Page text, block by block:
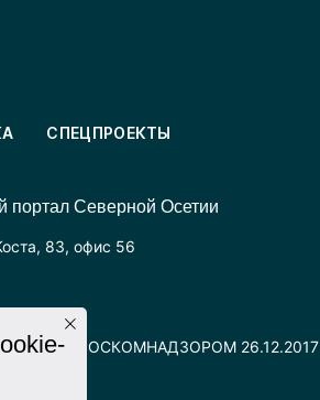
выдано РОСКОМНАДЗОРОМ 26.12.2017
СПЕЦПРОЕКТЫ
портал Северной Осетии
83, офис 56